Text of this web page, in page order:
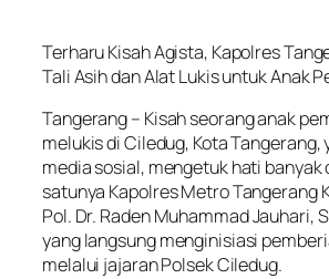
Terharu Kisah Agista, Kapolres
Tali Asih dan Alat Lukis untuk Anak
Tangerang – Kisah seorang anak
melukis di Ciledug, Kota Tangerang,
media sosial, mengetuk hati banyak
satunya Kapolres Metro Tangerang
Pol. Dr. Raden Muhammad Jauhari,
yang langsung menginisiasi
melalui jajaran Polsek Ciledug.